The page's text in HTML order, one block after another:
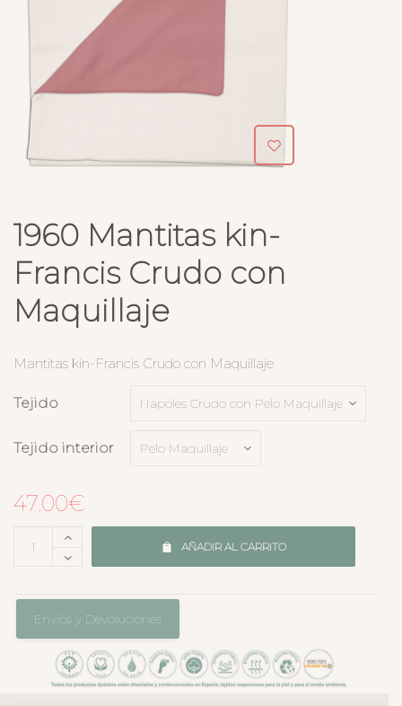
1960 Mantitas kin-
Francis Crudo con
Maquillaje
Mantitas kin-Francis Crudo con Maquillaje
Tejido
Tejido interior
47.00€
AÑADIR AL CARRITO
Envíos y Devoluciones